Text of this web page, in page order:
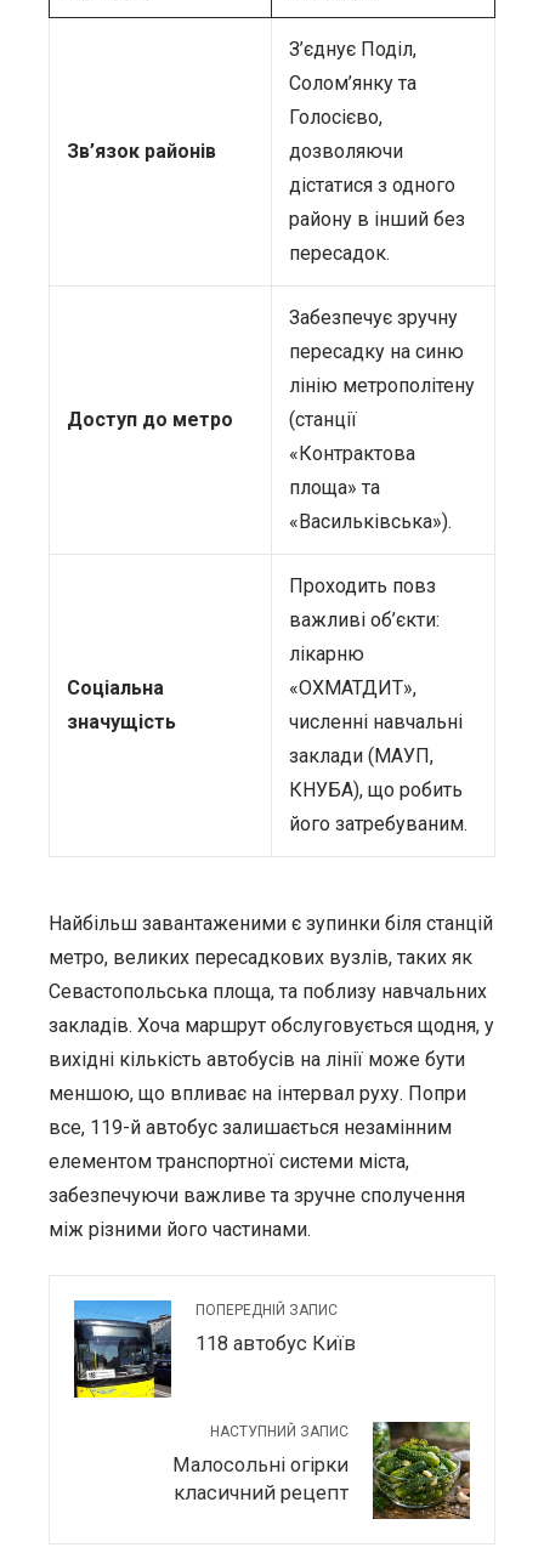
Зв’язок районів
З’єднує Поділ,
Солом’янку та
Голосієво,
дозволяючи
дістатися з одного
району в інший без
пересадок.
Доступ до метро
Забезпечує зручну
пересадку на синю
лінію метрополітену
(станції
«Контрактова
площа» та
«Васильківська»).
Соціальна
значущість
Проходить повз
важливі об’єкти:
лікарню
«ОХМАТДИТ»,
численні навчальні
заклади (МАУП,
КНУБА), що робить
його затребуваним.
Найбільш завантаженими є зупинки біля станцій
метро, великих пересадкових вузлів, таких як
Севастопольська площа, та поблизу навчальних
закладів. Хоча маршрут обслуговується щодня, у
вихідні кількість автобусів на лінії може бути
меншою, що впливає на інтервал руху. Попри
все, 119-й автобус залишається незамінним
елементом транспортної системи міста,
забезпечуючи важливе та зручне сполучення
між різними його частинами.
ПОПЕРЕДНІЙ ЗАПИС
118 автобус Київ
НАСТУПНИЙ ЗАПИС
Малосольні огірки
класичний рецепт